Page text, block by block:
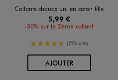
Collants chauds uni en coton fille
5,99 €
-50% sur le 2ème collant
4.5/5 de moyenne
(296 avis)
AJOUTERAU PANIER